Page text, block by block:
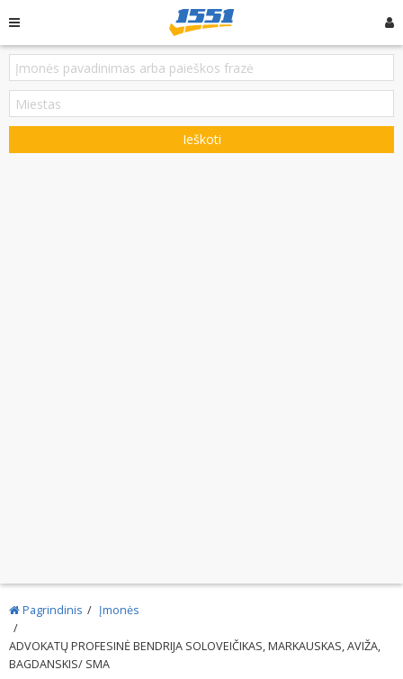
Ieškoti
Pagrindinis Įmonės
ADVOKATŲ PROFESINĖ BENDRIJA SOLOVEIČIKAS, MARKAUSKAS, AVIŽA,
BAGDANSKIS/ SMA